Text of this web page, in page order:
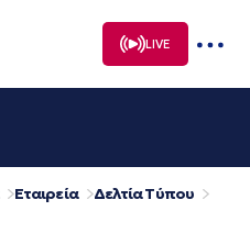
LIVE
Εταιρεία
Δελτία Τύπου